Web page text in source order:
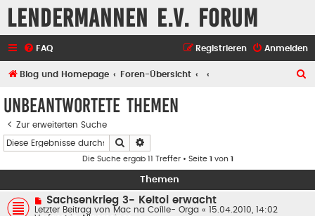
Lendermannen e.V. Forum
FAQ Anmelden
Registrieren
Blog und Homepage Foren-Übersicht
Unbeantwortete Themen
Zur erweiterten Suche
Suche
Die Suche ergab 11 Treffer • Seite 1 von 1
Themen
N
e
Sachsenkrieg 3- Keltoi erwacht
Letzter Beitrag von Mac na Coílle- Orga «
15.04.2010, 14:02